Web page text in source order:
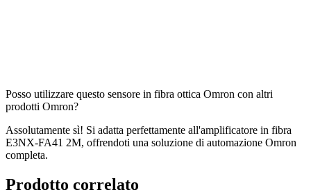
Posso utilizzare questo sensore in fibra ottica Omron con altri
prodotti Omron?
Assolutamente sì! Si adatta perfettamente all'amplificatore in fibra
E3NX-FA41 2M, offrendoti una soluzione di automazione Omron
completa.
Prodotto correlato